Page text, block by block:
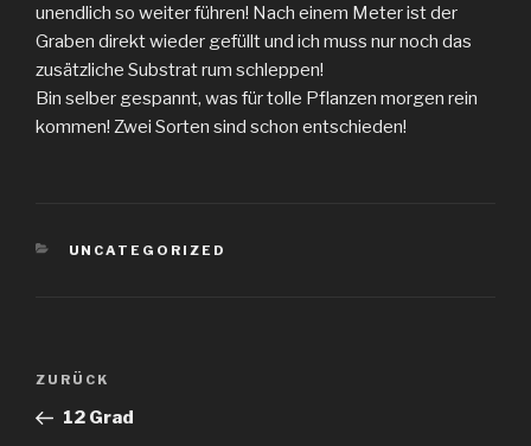
unendlich so weiter führen! Nach einem Meter ist der
Graben direkt wieder gefüllt und ich muss nur noch das
zusätzliche Substrat rum schleppen!
Bin selber gespannt, was für tolle Pflanzen morgen rein
kommen! Zwei Sorten sind schon entschieden!
KATEGORIEN
UNCATEGORIZED
Beitragsnavigation
Vorheriger
Beitrag
ZURÜCK
12 Grad